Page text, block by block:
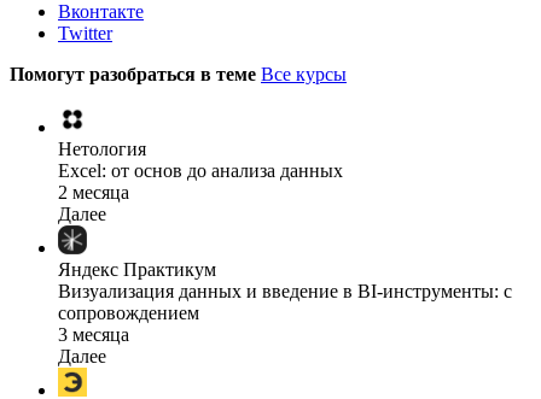
Вконтакте
Twitter
Помогут разобраться в теме Все курсы
Нетология
Excel: от основ до анализа данных
2 месяца
Далее
Яндекс Практикум
Визуализация данных и введение в BI-инструменты: с
сопровождением
3 месяца
Далее